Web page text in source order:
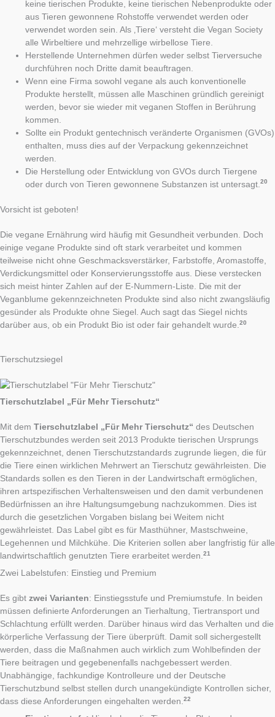
keine tierischen Produkte, keine tierischen Nebenprodukte oder
aus Tieren gewonnene Rohstoffe verwendet werden oder
verwendet worden sein. Als ‚Tiere‘ versteht die Vegan Society
alle Wirbeltiere und mehrzellige wirbellose Tiere.
Herstellende Unternehmen dürfen weder selbst Tierversuche
durchführen noch Dritte damit beauftragen.
Wenn eine Firma sowohl vegane als auch konventionelle
Produkte herstellt, müssen alle Maschinen gründlich gereinigt
werden, bevor sie wieder mit veganen Stoffen in Berührung
kommen.
Sollte ein Produkt gentechnisch veränderte Organismen (GVOs)
enthalten, muss dies auf der Verpackung gekennzeichnet
werden.
Die Herstellung oder Entwicklung von GVOs durch Tiergene
oder durch von Tieren gewonnene Substanzen ist untersagt.20
Vorsicht ist geboten!
Die vegane Ernährung wird häufig mit Gesundheit verbunden. Doch
einige vegane Produkte sind oft stark verarbeitet und kommen
teilweise nicht ohne Geschmacksverstärker, Farbstoffe, Aromastoffe,
Verdickungsmittel oder Konservierungsstoffe aus. Diese verstecken
sich meist hinter Zahlen auf der E-Nummern-Liste. Die mit der
Veganblume gekennzeichneten Produkte sind also nicht zwangsläufig
gesünder als Produkte ohne Siegel. Auch sagt das Siegel nichts
darüber aus, ob ein Produkt Bio ist oder fair gehandelt wurde.20
Tierschutzsiegel
Tierschutzlabel „Für Mehr Tierschutz“
Mit dem Tierschutzlabel „Für Mehr Tierschutz“ des Deutschen
Tierschutzbundes werden seit 2013 Produkte tierischen Ursprungs
gekennzeichnet, denen Tierschutzstandards zugrunde liegen, die für
die Tiere einen wirklichen Mehrwert an Tierschutz gewährleisten. Die
Standards sollen es den Tieren in der Landwirtschaft ermöglichen,
ihren artspezifischen Verhaltensweisen und den damit verbundenen
Bedürfnissen an ihre Haltungsumgebung nachzukommen. Dies ist
durch die gesetzlichen Vorgaben bislang bei Weitem nicht
gewährleistet. Das Label gibt es für Masthühner, Mastschweine,
Legehennen und Milchkühe. Die Kriterien sollen aber langfristig für alle
landwirtschaftlich genutzten Tiere erarbeitet werden.21
Zwei Labelstufen: Einstieg und Premium
Es gibt zwei Varianten: Einstiegsstufe und Premiumstufe. In beiden
müssen definierte Anforderungen an Tierhaltung, Tiertransport und
Schlachtung erfüllt werden. Darüber hinaus wird das Verhalten und die
körperliche Verfassung der Tiere überprüft. Damit soll sichergestellt
werden, dass die Maßnahmen auch wirklich zum Wohlbefinden der
Tiere beitragen und gegebenenfalls nachgebessert werden.
Unabhängige, fachkundige Kontrolleure und der Deutsche
Tierschutzbund selbst stellen durch unangekündigte Kontrollen sicher,
dass diese Anforderungen eingehalten werden.22